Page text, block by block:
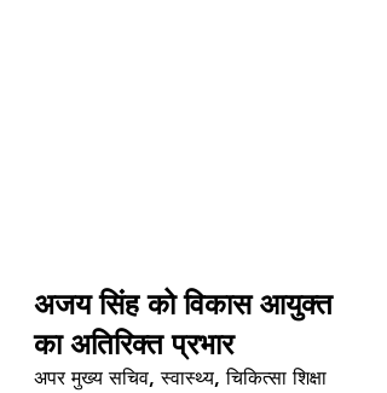
अजय सिंह को विकास आयुक्त
का अतिरिक्त प्रभार
अपर मुख्य सचिव, स्वास्थ्य, चिकित्सा शिक्षा